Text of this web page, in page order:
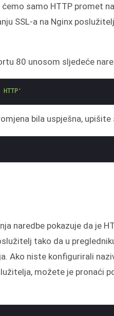
samo HTTP promet
SSL-a na Nginx
80 unosom sljedeće
bila uspješna, upišite
naredbe pokazuje da je
tako da u
Ako niste konfigurirali
možete je pronaći